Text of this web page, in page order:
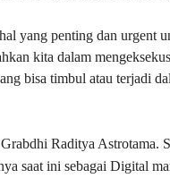
yang penting dan urgent
kita dalam
bisa timbul atau terjadi
Raditya Astrotama.
saat ini sebagai Digital